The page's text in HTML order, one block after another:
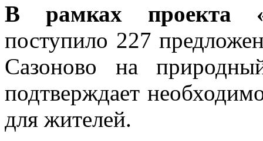
В рамках проекта
поступило 227
Сазоново на
подтверждает
для жителей.